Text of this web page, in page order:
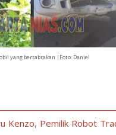
yang bertabrakan |Foto: Daniel
Kenzo, Pemilik Robot